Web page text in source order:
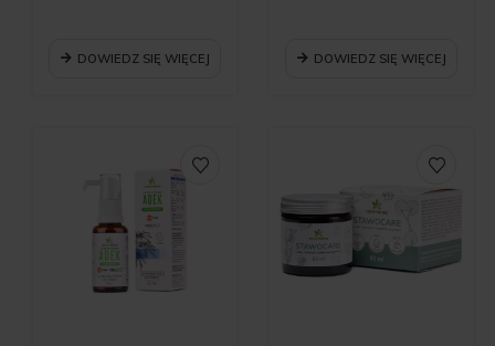
DOWIEDZ SIĘ WIĘCEJ DOWIEDZ SIĘ WIĘCEJ